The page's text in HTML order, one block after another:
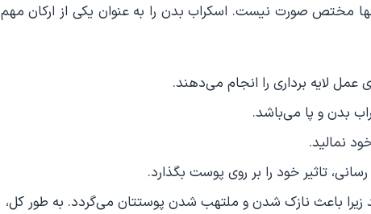
مختص صورت نیست. اسکراب بدن را به عنوان یکی از ارکان مهم
لایه برداری را انجام می‌دهند.
بدن و پا می‌باشد.
نمالید.
تاثیر خود را بر روی پوست بگذارد.
زیرا باعث نازک شدن و ملتهب شدن پوستتان می‌گردد. به طور کل،